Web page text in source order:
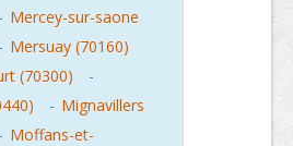
- Mercey-sur-saone
- Mersuay (70160)
(70300)
-
- Mignavillers
- Moffans-et-